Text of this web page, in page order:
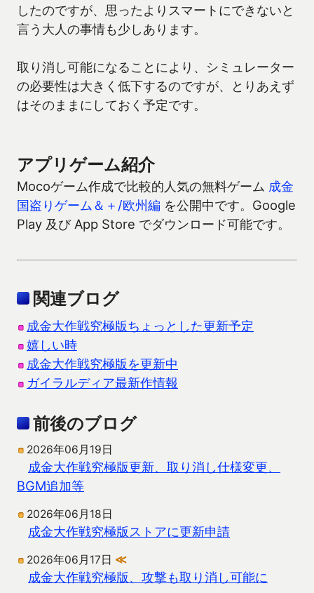
したのですが、思ったよりスマートにできないと
言う大人の事情も少しあります。
取り消し可能になることにより、シミュレーター
の必要性は大きく低下するのですが、とりあえず
はそのままにしておく予定です。
アプリゲーム紹介
Mocoゲーム作成で比較的人気の無料ゲーム 成金
国盗りゲーム＆＋/欧州編 を公開中です。Google
Play 及び App Store でダウンロード可能です。
関連ブログ
成金大作戦究極版ちょっとした更新予定
嬉しい時
成金大作戦究極版を更新中
ガイラルディア最新作情報
前後のブログ
2026年06月19日
成金大作戦究極版更新、取り消し仕様変更、
BGM追加等
2026年06月18日
成金大作戦究極版ストアに更新申請
2026年06月17日 ≪
成金大作戦究極版、攻撃も取り消し可能に